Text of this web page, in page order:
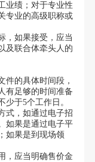
业绩；对于专业性
专业的高级职称或
，如果接受，应当
及联合体牵头人的
件的具体时间段，
有足够的时间准备
于5个工作日。
式，如通过电子招
如果是通过电子平
如果是到现场领
，应当明确售价金